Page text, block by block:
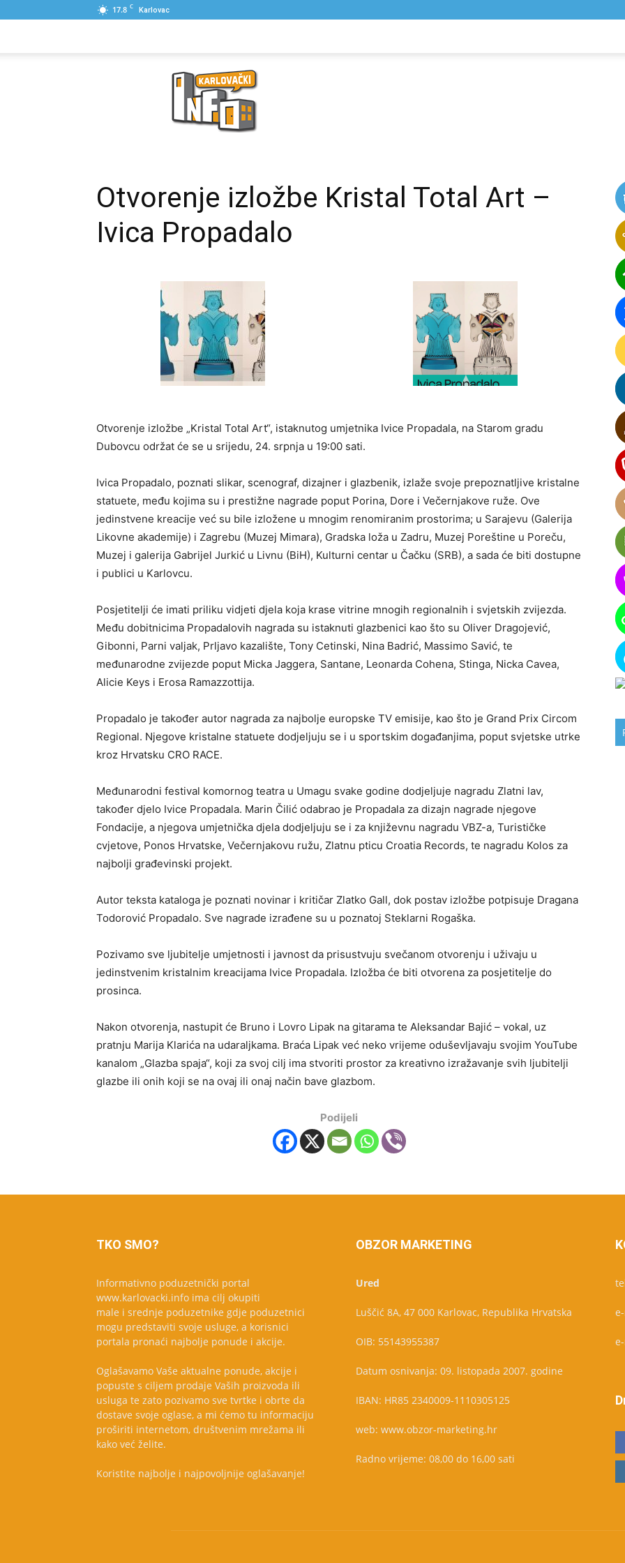
17.8 C Karlovac
Karlovački
Otvorenje izložbe Kristal Total Art –
Ivica Propadalo
Otvorenje izložbe „Kristal Total Art“, istaknutog umjetnika Ivice Propadala, na Starom gradu
Dubovcu održat će se u srijedu, 24. srpnja u 19:00 sati.
Ivica Propadalo, poznati slikar, scenograf, dizajner i glazbenik, izlaže svoje prepoznatljive kristalne
statuete, među kojima su i prestižne nagrade poput Porina, Dore i Večernjakove ruže. Ove
jedinstvene kreacije već su bile izložene u mnogim renomiranim prostorima; u Sarajevu (Galerija
Likovne akademije) i Zagrebu (Muzej Mimara), Gradska loža u Zadru, Muzej Poreštine u Poreču,
Muzej i galerija Gabrijel Jurkić u Livnu (BiH), Kulturni centar u Čačku (SRB), a sada će biti dostupne
i publici u Karlovcu.
Posjetitelji će imati priliku vidjeti djela koja krase vitrine mnogih regionalnih i svjetskih zvijezda.
Među dobitnicima Propadalovih nagrada su istaknuti glazbenici kao što su Oliver Dragojević,
Gibonni, Parni valjak, Prljavo kazalište, Tony Cetinski, Nina Badrić, Massimo Savić, te
međunarodne zvijezde poput Micka Jaggera, Santane, Leonarda Cohena, Stinga, Nicka Cavea,
Alicie Keys i Erosa Ramazzottija.
Propadalo je također autor nagrada za najbolje europske TV emisije, kao što je Grand Prix Circom
Regional. Njegove kristalne statuete dodjeljuju se i u sportskim događanjima, poput svjetske utrke
kroz Hrvatsku CRO RACE.
Međunarodni festival komornog teatra u Umagu svake godine dodjeljuje nagradu Zlatni lav,
također djelo Ivice Propadala. Marin Čilić odabrao je Propadala za dizajn nagrade njegove
Fondacije, a njegova umjetnička djela dodjeljuju se i za književnu nagradu VBZ-a, Turističke
cvjetove, Ponos Hrvatske, Večernjakovu ružu, Zlatnu pticu Croatia Records, te nagradu Kolos za
najbolji građevinski projekt.
Autor teksta kataloga je poznati novinar i kritičar Zlatko Gall, dok postav izložbe potpisuje Dragana
Todorović Propadalo. Sve nagrade izrađene su u poznatoj Steklarni Rogaška.
Pozivamo sve ljubitelje umjetnosti i javnost da prisustvuju svečanom otvorenju i uživaju u
jedinstvenim kristalnim kreacijama Ivice Propadala. Izložba će biti otvorena za posjetitelje do
prosinca.
Nakon otvorenja, nastupit će Bruno i Lovro Lipak na gitarama te Aleksandar Bajić – vokal, uz
pratnju Marija Klarića na udaraljkama. Braća Lipak već neko vrijeme oduševljavaju svojim YouTube
kanalom „Glazba spaja“, koji za svoj cilj ima stvoriti prostor za kreativno izražavanje svih ljubitelji
glazbe ili onih koji se na ovaj ili onaj način bave glazbom.
Podijeli
TKO SMO?
Informativno poduzetnički portal
www.karlovacki.info ima cilj okupiti
male i srednje poduzetnike gdje poduzetnici
mogu predstaviti svoje usluge, a korisnici
portala pronaći najbolje ponude i akcije.
Oglašavamo Vaše aktualne ponude, akcije i
popuste s ciljem prodaje Vaših proizvoda ili
usluga te zato pozivamo sve tvrtke i obrte da
dostave svoje oglase, a mi ćemo tu informaciju
proširiti internetom, društvenim mrežama ili
kako već želite.
Koristite najbolje i najpovoljnije oglašavanje!
OBZOR MARKETING
Ured
Luščić 8A, 47 000 Karlovac, Republika Hrvatska
OIB: 55143955387
Datum osnivanja: 09. listopada 2007. godine
IBAN: HR85 2340009-1110305125
web: www.obzor-marketing.hr
Radno vrijeme: 08,00 do 16,00 sati